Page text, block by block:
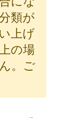
類が
上げ
の場
。ご